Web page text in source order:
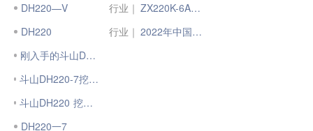
DH220—V
DH220
刚入手的斗山DH220-7
斗山DH220-7挖掘机 开槽的生活
斗山DH220 挖掘机 吃力有黑烟死车
DH220一7
行业｜
ZX220K-6A汽车解体机｜“显眼包”来袭
行业｜
2022年中国挖掘机产量30.7万台，降超20%